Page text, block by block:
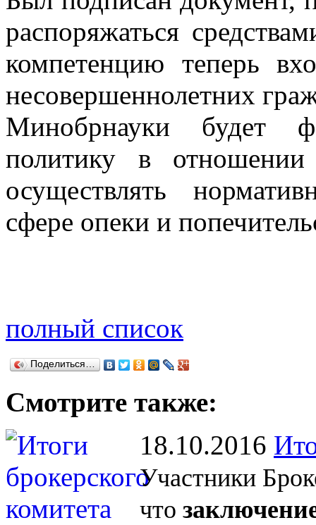
распоряжаться
компетенцию теперь
несовершеннолетних
Минобрнауки будет
политику в
осуществлять
сфере опеки и
полный список
Поделиться…
Смотрите также:
18.10.2016
Участники
что